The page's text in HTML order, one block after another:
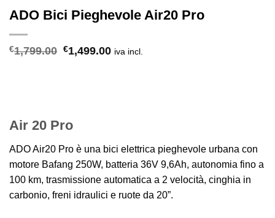
ADO Bici Pieghevole Air20 Pro
€1,799.00 Il
€1,499.00Iliva incl.
Air 20 Pro
ADO Air20 Pro è una bici elettrica pieghevole urbana con
motore Bafang 250W, batteria 36V 9,6Ah, autonomia fino a
100 km, trasmissione automatica a 2 velocità, cinghia in
carbonio, freni idraulici e ruote da 20”.